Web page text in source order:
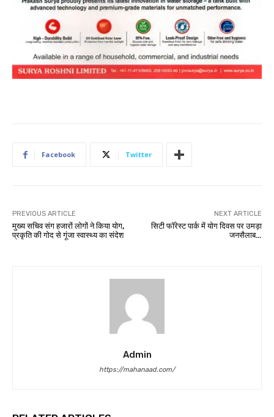
Facebook Twitter
PREVIOUS ARTICLE
मुख्य सचिव संग हजारों लोगों ने किया योग,
प्रकृति की गोद से गूंजा स्वास्थ्य का संदेश
NEXT ARTICLE
सिटी फॉरेस्ट पार्क में योग दिवस पर उमड़ा
जनसैलाब…
Admin
https://mahanaad.com/